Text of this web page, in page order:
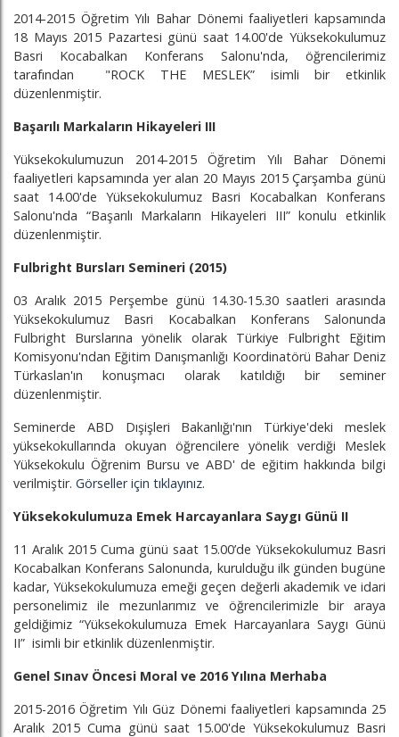
2014-2015 Öğretim Yılı Bahar Dönemi faaliyetleri kapsamında
18 Mayıs 2015 Pazartesi günü saat 14.00'de Yüksekokulumuz
Basri Kocabalkan Konferans Salonu'nda, öğrencilerimiz
tarafından "ROCK THE MESLEK” isimli bir etkinlik
düzenlenmiştir.
Başarılı Markaların Hikayeleri III
Yüksekokulumuzun 2014-2015 Öğretim Yılı Bahar Dönemi
faaliyetleri kapsamında yer alan 20 Mayıs 2015 Çarşamba günü
saat 14.00'de Yüksekokulumuz Basri Kocabalkan Konferans
Salonu'nda “Başarılı Markaların Hikayeleri III” konulu etkinlik
düzenlenmiştir.
Fulbright Bursları Semineri (2015)
03 Aralık 2015 Perşembe günü 14.30-15.30 saatleri arasında
Yüksekokulumuz Basri Kocabalkan Konferans Salonunda
Fulbright Burslarına yönelik olarak Türkiye Fulbright Eğitim
Komisyonu'ndan Eğitim Danışmanlığı Koordinatörü Bahar Deniz
Türkaslan'ın konuşmacı olarak katıldığı bir seminer
düzenlenmiştir.
Seminerde ABD Dışişleri Bakanlığı'nın Türkiye'deki meslek
yüksekokullarında okuyan öğrencilere yönelik verdiği Meslek
Yüksekokulu Öğrenim Bursu ve ABD' de eğitim hakkında bilgi
verilmiştir. Görseller için tıklayınız.
Yüksekokulumuza Emek Harcayanlara Saygı Günü II
11 Aralık 2015 Cuma günü saat 15.00’de Yüksekokulumuz Basri
Kocabalkan Konferans Salonunda, kurulduğu ilk günden bugüne
kadar, Yüksekokulumuza emeği geçen değerli akademik ve idari
personelimiz ile mezunlarımız ve öğrencilerimizle bir araya
geldiğimiz “Yüksekokulumuza Emek Harcayanlara Saygı Günü
II” isimli bir etkinlik düzenlenmiştir.
Genel Sınav Öncesi Moral ve 2016 Yılına Merhaba
2015-2016 Öğretim Yılı Güz Dönemi faaliyetleri kapsamında 25
Aralık 2015 Cuma günü saat 15.00'de Yüksekokulumuz Basri